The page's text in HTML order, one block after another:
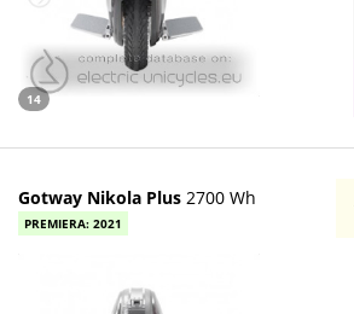
14
Gotway Nikola Plus 2700 Wh
PREMIERA: 2021